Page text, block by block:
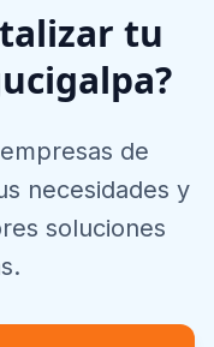
tu
?
de
necesidades y
soluciones